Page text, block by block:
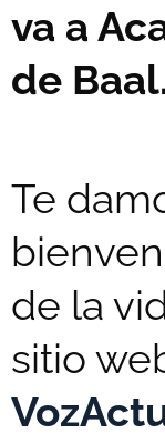
va a
de
Te
de la
sitio